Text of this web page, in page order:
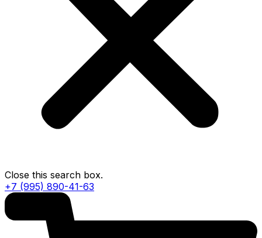
Close this search box.
+7 (995) 890-41-63